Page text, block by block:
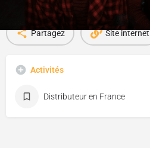
Partagez Site internet
Activités
Distributeur en France